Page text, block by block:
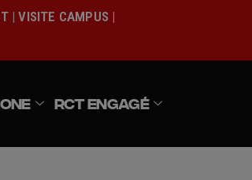
| VISITE CAMPUS |
RCT ENGAGÉ